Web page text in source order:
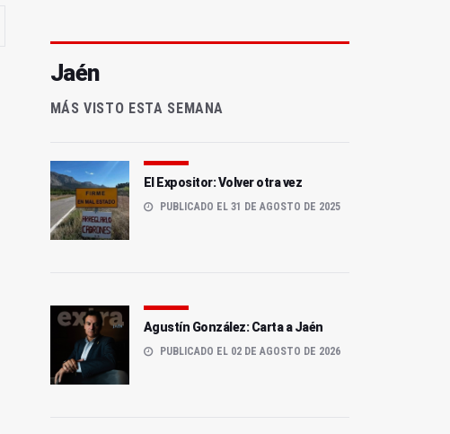
Jaén
MÁS VISTO ESTA SEMANA
El Expositor: Volver otra vez
PUBLICADO EL 31 DE AGOSTO DE 2025
Agustín González: Carta a Jaén
PUBLICADO EL 02 DE AGOSTO DE 2026